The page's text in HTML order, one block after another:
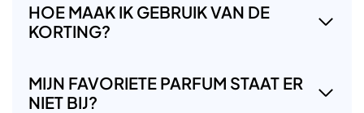
HOE MAAK IK GEBRUIK VAN DE
KORTING?
MIJN FAVORIETE PARFUM STAAT ER
NIET BIJ?